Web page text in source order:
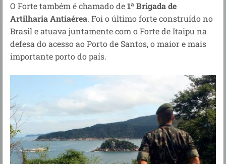
O Forte também é chamado de1ª Brigada de
Artilharia Antiaérea. Foi o último forte construído no
Brasil e atuava juntamente com o Forte de Itaipu na
defesa do acesso ao Porto de Santos, o maior e mais
importante porto do país.